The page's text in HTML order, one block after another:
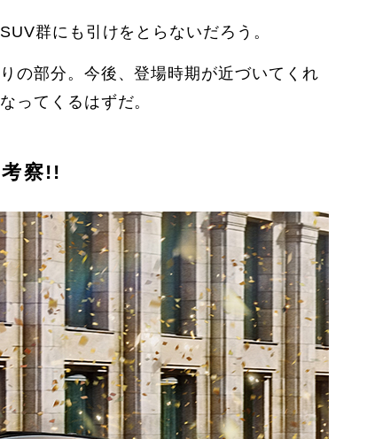
群にも引けをとらないだろう。
の部分。今後、登場時期が近づいてくれ
ってくるはずだ。
察!!